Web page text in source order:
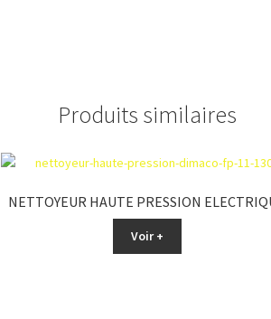
Produits similaires
NETTOYEUR HAUTE PRESSION
Voir +